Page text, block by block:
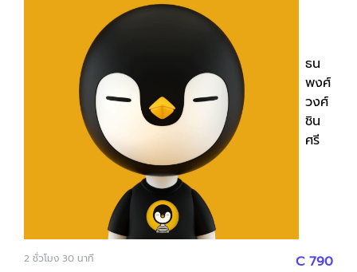
ต้องไม่พลาดเพื่อยกระดับหรือสร้างธุรกิจ ไม่ว่าจะเป็น 1.
The Cafe Bible เริ่มธุรกิจคาเฟ่ยังไงให้รอดตั้งแต่ก้าวแรก
- โดย คุณตูนเจ้าของร้าน Bluetamp Cafe 2. 2026
Digital Marketing Trends for Cafe : ทำการตลาด
ออนไลน์ร้านคาเฟ่ยังไงในปี 2026 - โดย คุณแบงค์
Content Shifu 3. Kitchen with no Chef ขายอาหารใน
ร้านคาเฟ่โดยไม่ต้องมีเชฟ - โดย คุณภูมิทร์ JAGOTA และ
คุณตูน เจ้าของร้าน Bluetamp Cafe 4. The Real Story
of Branding แค่สวยยังไม่พอสร้างแบรนด์ - โดย คุณ
แสน CEO Super Supp. Agency 5. จับตลาด
Community ด้วยการเปลี่ยนคาเฟ่เป็นจุดนัดพบ - โดย
คุณป๊อป ผู้ร่วมก่อตั้งร้าน RISE Coffee และคุณตี๋ เจ้าของ
ร้าน Rosetta Padleaw 6. สร้างทีมยังไงให้ธุรกิจเติบโตได้
ในระยะยาว - โดย คุณนิ่ม เจ้าของร้าน Dose Factory และ
ธน
พงศ์
วงศ์
ชิน
ศรี
2 ชั่วโมง 30 นาที C 790